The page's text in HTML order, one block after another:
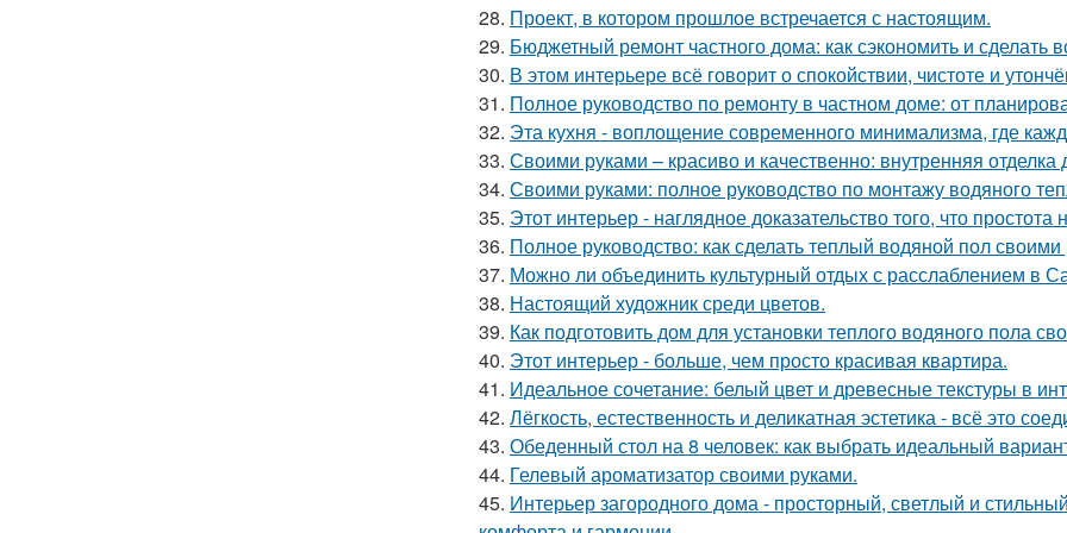
28. Проект, в котором прошлое встречается с настоящим.
29. Бюджетный ремонт частного дома: как сэкономить и сделать
30. В этом интерьере всё говорит о спокойствии, чистоте и
31. Полное руководство по ремонту в частном доме: от
32. Эта кухня - воплощение современного минимализма, где
33. Своими руками – красиво и качественно: внутренняя отделка
34. Своими руками: полное руководство по монтажу водяного
35. Этот интерьер - наглядное доказательство того, что
36. Полное руководство: как сделать теплый водяной пол
37. Можно ли объединить культурный отдых с расслаблением в
38. Настоящий художник среди цветов.
39. Как подготовить дом для установки теплого водяного пола
40. Этот интерьер - больше, чем просто красивая квартира.
41. Идеальное сочетание: белый цвет и древесные текстуры в
42. Лёгкость, естественность и деликатная эстетика - всё это
43. Обеденный стол на 8 человек: как выбрать идеальный
44. Гелевый ароматизатор своими руками.
45. Интерьер загородного дома - просторный, светлый и